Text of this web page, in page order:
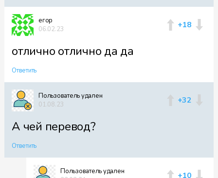
Файл 50
егор
06.02.23
+18
отлично отлично да да
Ответить
Пользователь удален
01.08.23
+32
А чей перевод?
Ответить
Пользователь удален
+10